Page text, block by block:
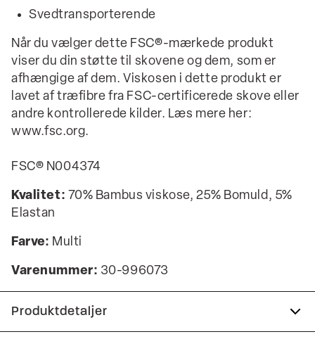
Svedtransporterende
Når du vælger dette FSC®-mærkede produkt
viser du din støtte til skovene og dem, som er
afhængige af dem. Viskosen i dette produkt er
lavet af træfibre fra FSC-certificerede skove eller
andre kontrollerede kilder. Læs mere her:
www.fsc.org.
FSC® N004374
Kvalitet: 70% Bambus viskose, 25% Bomuld, 5%
Elastan
Farve: Multi
Varenummer: 30-996073
Produktdetaljer